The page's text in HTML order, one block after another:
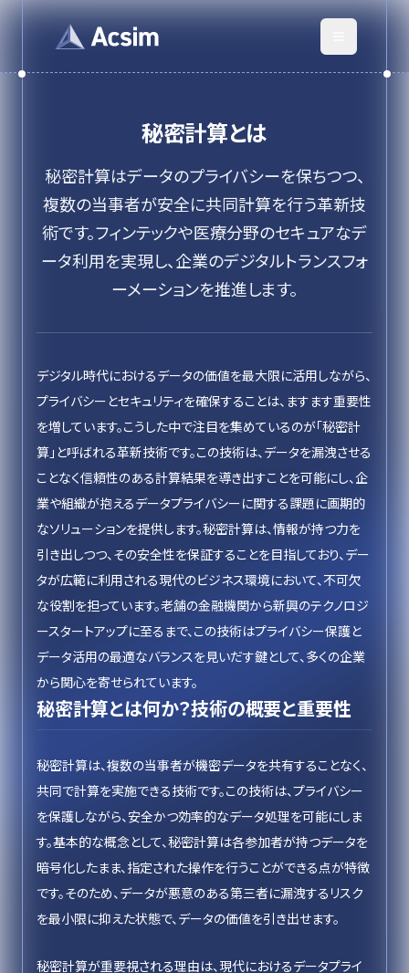
秘密計算とは
秘密計算はデータのプライバシーを保ちつつ、
複数の当事者が安全に共同計算を行う革新技
術です。フィンテックや医療分野のセキュアなデ
ータ利用を実現し、企業のデジタルトランスフォ
ーメーションを推進します。
デジタル時代におけるデータの価値を最大限に活用しながら、
プライバシーとセキュリティを確保することは、ますます重要性
を増しています。こうした中で注目を集めているのが「秘密計
算」と呼ばれる革新技術です。この技術は、データを漏洩させる
ことなく信頼性のある計算結果を導き出すことを可能にし、企
業や組織が抱えるデータプライバシーに関する課題に画期的
なソリューションを提供します。秘密計算は、情報が持つ力を
引き出しつつ、その安全性を保証することを目指しており、デー
タが広範に利用される現代のビジネス環境において、不可欠
な役割を担っています。老舗の金融機関から新興のテクノロジ
ースタートアップに至るまで、この技術はプライバシー保護と
データ活用の最適なバランスを見いだす鍵として、多くの企業
から関心を寄せられています。
秘密計算とは何か？技術の概要と重要性
秘密計算は、複数の当事者が機密データを共有することなく、
共同で計算を実施できる技術です。この技術は、プライバシー
を保護しながら、安全かつ効率的なデータ処理を可能にしま
す。基本的な概念として、秘密計算は各参加者が持つデータを
暗号化したまま、指定された操作を行うことができる点が特徴
です。そのため、データが悪意のある第三者に漏洩するリスク
を最小限に抑えた状態で、データの価値を引き出せます。
秘密計算が重要視される理由は、現代におけるデータプライ